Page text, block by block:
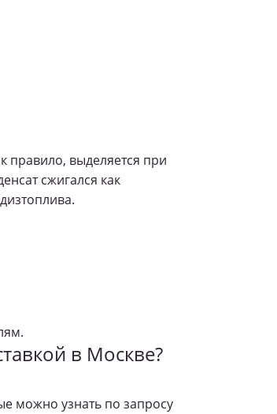
правило, выделяется при
сжигался как
в Москве?
можно узнать по запросу